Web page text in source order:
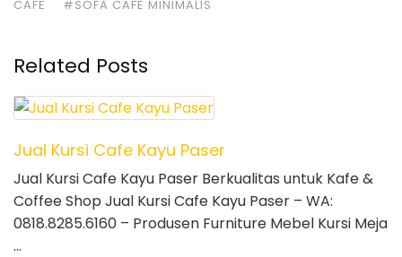
CAFE #SOFA CAFE MINIMALIS
Related Posts
Jual Kursi Cafe Kayu Paser
Jual Kursi Cafe Kayu Paser Berkualitas untuk Kafe &
Coffee Shop Jual Kursi Cafe Kayu Paser – WA:
0818.8285.6160 – Produsen Furniture Mebel Kursi Meja
…